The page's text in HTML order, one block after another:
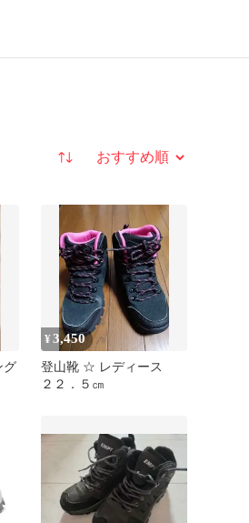
並び替え
グ
¥3,450
登山靴 ☆ レディース
２２．５㎝